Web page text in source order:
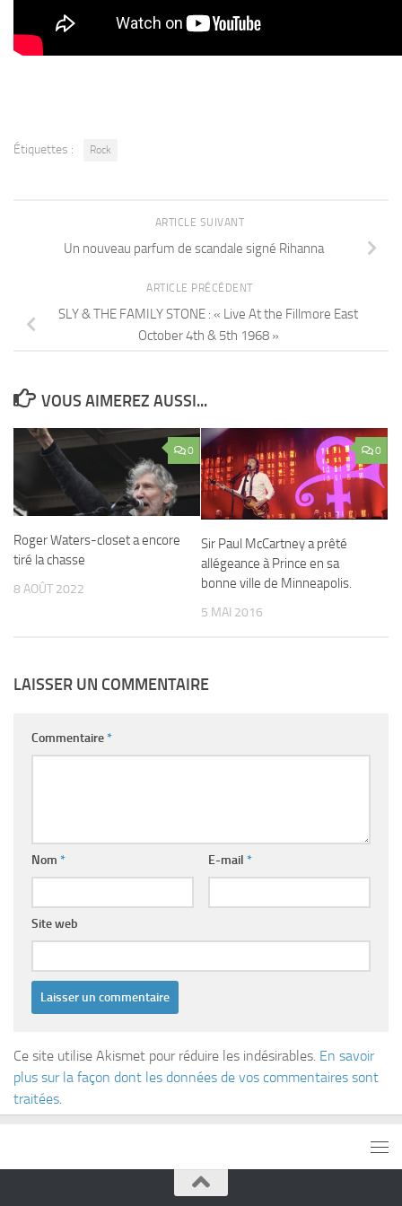
Étiquettes : Rock
ARTICLE SUIVANT
Un nouveau parfum de scandale signé Rihanna
ARTICLE PRÉCÉDENT
SLY & THE FAMILY STONE : « Live At the Fillmore East
October 4th & 5th 1968 »
VOUS AIMEREZ AUSSI...
0
Roger Waters-closet a encore
tiré la chasse
8 AOÛT 2022
0
Sir Paul McCartney a prêté
allégeance à Prince en sa
bonne ville de Minneapolis.
5 MAI 2016
LAISSER UN COMMENTAIRE
Commentaire*
Nom * E-mail *
Site web
Ce site utilise Akismet pour réduire les indésirables. En savoir
plus sur la façon dont les données de vos commentaires sont
traitées.